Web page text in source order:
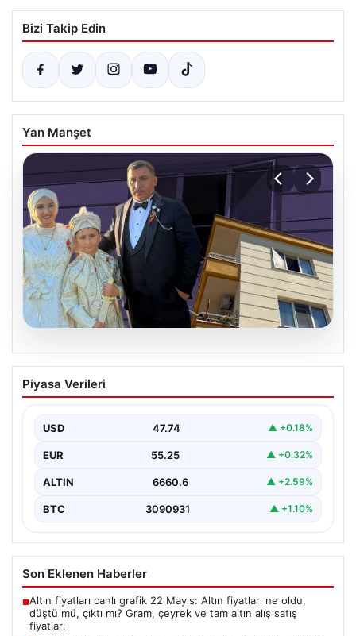
Bizi Takip Edin
Yan Manşet
Çanakkale’de böcek ilaçlaması felakete
dönüştü. Yusuf öldü, annesi yoğun
{“title”: “Çanakkale’de Böcek İlaçlaması Felaketle Bitti:
“content”:…
Piyasa Verileri
USD 47.74 ▲ +0.18%
EUR 55.25 ▲ +0.32%
ALTIN 6660.6 ▲ +2.59%
BTC 3090931 ▲ +1.10%
Son Eklenen Haberler
■Altın fiyatları canlı grafik 22 Mayıs: Altın fiyatları ne oldu,
düştü mü, çıktı mı? Gram, çeyrek ve tam altın alış satış
fiyatları